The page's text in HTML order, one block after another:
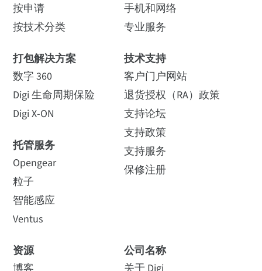
支持 UDP/TCP、PPP、用于分配 IP 地址的
DHCP/RARP/ARP-Ping、扩展 Telnet RFC 2217、
协议转换
软件
支持 Digi 的 Realport® COM 端口重定向器
安全
SSHv2、静态路由、RIP 1
状态 LED
Digi RealPort
Digi RealPort 是唯一一款允许
通过单个 TCP/IP 连接对多个
端口进行多重连接的 COM 端
查看技术
带加密功能的 Digi
RealPort
在传输过程中保护关键串行
数据的安全
查看技术
更新您的 Digi
串行连接解决方案的
按申请
按技术分类
打包解决方案
数字 360
Digi 生命周期保险
Digi X-ON
托管服务
Opengear
粒子
智能感应
Ventus
手机和网络
专业服务
技术支持
客户门户网站
退货授权（RA）政策
支持论坛
支持政策
支持服务
保修注册
资源
公司名称